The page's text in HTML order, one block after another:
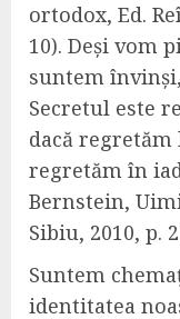
ortodox, Ed.
10). Deși vom
suntem
Secretul este
dacă
regretăm în
Bernstein,
Sibiu, 2010, p.
Suntem
identitatea